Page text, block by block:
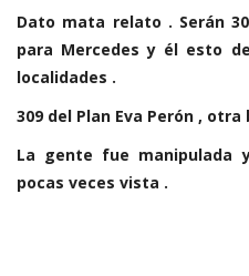
Dato mata relato . Serán
para Mercedes y él esto
localidades .
309 del Plan Eva Perón , otra
La gente fue manipulada
pocas veces vista .